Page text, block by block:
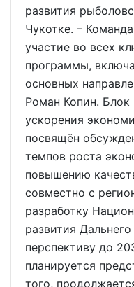
развития
Чукотке. –
участие во всех
программы,
основных
Роман Копин.
ускорения
посвящён
темпов роста
повышению
совместно с
разработку
развития
перспективу до
планируется
того,